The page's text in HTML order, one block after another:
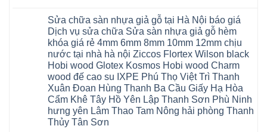
Phụ
Phú
Thọ
Lào
Tuyên
Quang
tpHCM
Đà
Nẵng
Gia
Phú
Thọ
Phòng
Sóc
Sơn
Ninh
Bình
Hưng
Yên
Hải
Phòng
Thái
Bình
Hưng
Yên
Hà
Đông
Hạ
Long
nhà
sinh
giá
tpHCM
Thanh
Bắc
Ninh
Ninh
Bình
Đà
Nẵng
Quảng
bình
luận
ở
Thợ
sửa
sàn
nhựa
thợ
sửa
sàn
nhà
sửa
sàn
Sửa chữa sàn nhựa giả gỗ tại Hà Nội báo giá
Dịch vụ sửa chữa Sửa sàn nhựa giả gỗ hèm
khóa giá rẻ 4mm 6mm 8mm 10mm 12mm chịu
nước tại nhà hà nội Ziccos Flortex Wilson black
Hobi wood Glotex Kosmos Hobi wood Charm
wood đế cao su IXPE Phú Thọ Việt Trì Thanh
Xuân Đoan Hùng Thanh Ba Cầu Giấy Hạ Hòa
Cẩm Khê Tây Hồ Yên Lập Thanh Sơn Phù Ninh
hưng yên Lâm Thao Tam Nông hải phòng Thanh
Thủy Tân Sơn